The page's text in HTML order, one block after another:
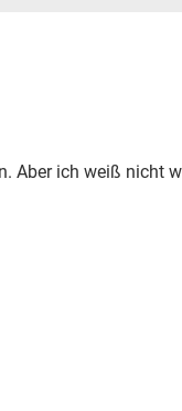
Aber ich weiß nicht